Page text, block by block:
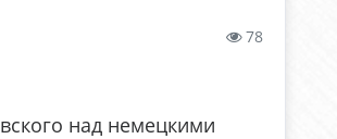
78
над немецкими